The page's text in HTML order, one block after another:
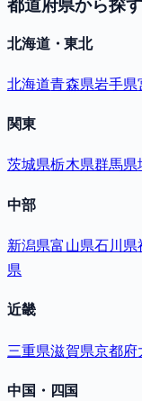
都道府県から探す
北海道・東北
北海道青森県岩手県
関東
茨城県栃木県群馬県
中部
新潟県富山県石川県
県
近畿
三重県滋賀県京都府
中国・四国